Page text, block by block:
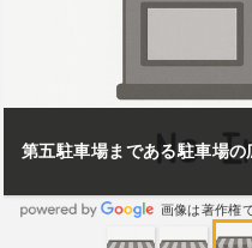
第五駐車場まである駐車場の
画像は著作権